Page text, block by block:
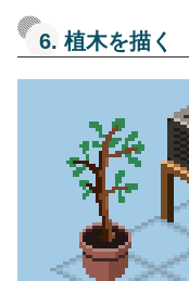
6. 植木を描く